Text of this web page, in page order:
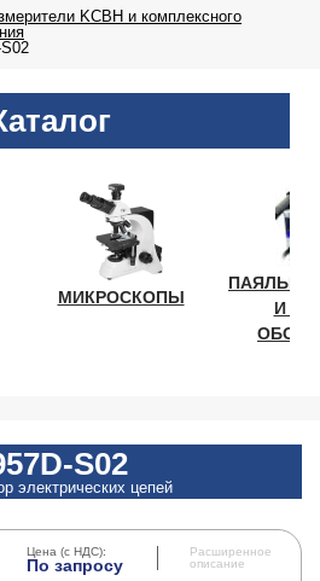
KCBH и комплексного
МИКРОСКОПЫ
И
S02
электрических цепей
Цена (с НДС):
По запросу
Расширенное
описание